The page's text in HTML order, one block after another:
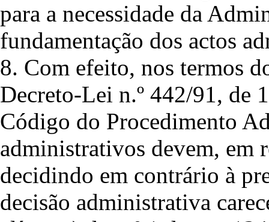
para a necessidade da
fundamentação dos actos
8. Com efeito, nos termos
Decreto-Lei n.º 442/91, de
Código do Procedimento
administrativos devem, em
decidindo em contrário à
decisão administrativa